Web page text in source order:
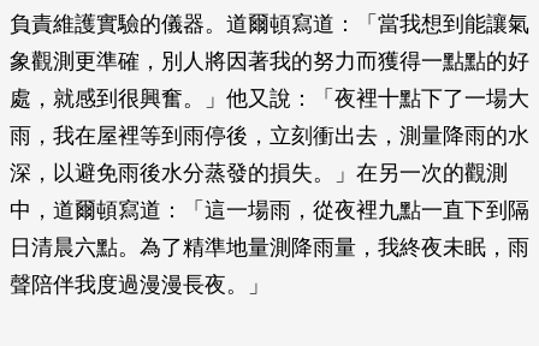
負責維護實驗的儀器。道爾頓寫道：「當我想到能讓氣
象觀測更準確，別人將因著我的努力而獲得一點點的好
處，就感到很興奮。」他又說：「夜裡十點下了一場大
雨，我在屋裡等到雨停後，立刻衝出去，測量降雨的水
深，以避免雨後水分蒸發的損失。」在另一次的觀測
中，道爾頓寫道：「這一場雨，從夜裡九點一直下到隔
日清晨六點。為了精準地量測降雨量，我終夜未眠，雨
聲陪伴我度過漫漫長夜。」